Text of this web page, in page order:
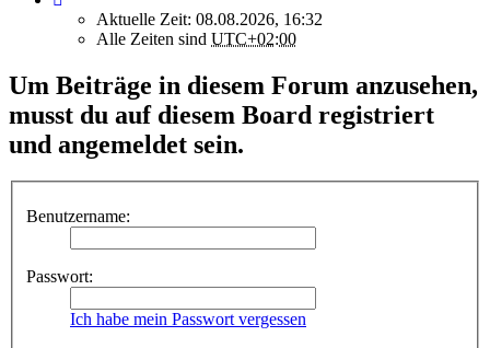
Aktuelle Zeit: 08.08.2026, 16:32
Alle Zeiten sind UTC+02:00
Um Beiträge in diesem Forum anzusehen,
musst du auf diesem Board registriert
und angemeldet sein.
Benutzername:
Passwort:
Ich habe mein Passwort vergessen